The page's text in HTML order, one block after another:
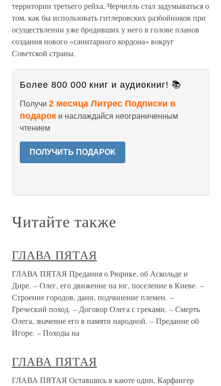
территории третьего рейха, Черчилль стал задумываться о
том, как бы использовать гитлеровских разбойников при
осуществлении уже бродивших у него в голове планов
создания нового «санитарного кордона» вокруг
Советской страны.
Более 800 000 книг и аудиокниг! 📚
Получи 2 месяца Литрес Подписки в
подарок и наслаждайся неограниченным
чтением
ПОЛУЧИТЬ ПОДАРОК
Читайте также
ГЛАВА ПЯТАЯ
ГЛАВА ПЯТАЯ Предания о Рюрике, об Аскольде и
Дире. – Олег, его движение на юг, поселение в Киеве. –
Строение городов, дани, подчинение племен. –
Греческий поход. – Договор Олега с греками. – Смерть
Олега, значение его в памяти народной. – Предание об
Игоре. – Походы на
ГЛАВА ПЯТАЯ
ГЛАВА ПЯТАЯ Оставшись в каюте один, Карфангер